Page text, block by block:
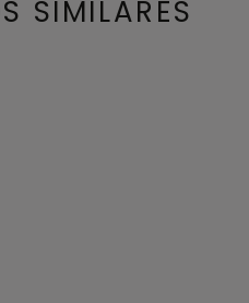
SIMILARES